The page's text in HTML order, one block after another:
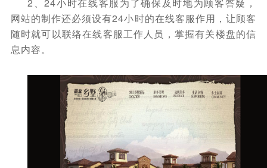
网站的制作还必须设有24小时的在线客服作用，让顾客
随时就可以联络在线客服工作人员，掌握有关楼盘的信
息内容。